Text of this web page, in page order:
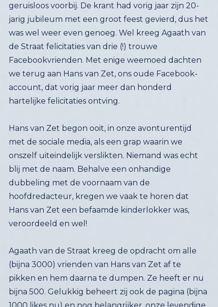
hartelijke felicitaties ontving.
Hans van Zet begon ooit, in onze avonturentijd
met de sociale media, als een grap waarin we
onszelf uiteindelijk verslikten. Niemand was echt
blij met de naam. Behalve een onhandige
dubbeling met de voornaam van de
hoofdredacteur, kregen we vaak te horen dat
Hans van Zet een befaamde kinderlokker was,
veroordeeld en wel!
Agaath van de Straat kreeg de opdracht om alle
(bijna 3000) vrienden van Hans van Zet af te
pikken en hem daarna te dumpen. Ze heeft er nu
bijna 500. Gelukkig beheert zij ook de pagina (bijna
1000 likes nu) en nog belangrijker, onze levendige
groep (rond de 6000 leden). Wilt u Agaath helpen
met de promotie van onze krant? Schenk haar dan